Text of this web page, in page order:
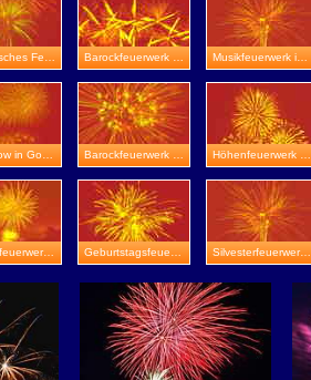
Romantisches Feuerwerk in Schmalkalden Barockfeuerwerk in Ölmühle Eberstedt Musikfeuerwerk in Burg Greifenstein
Pyro-Show in Gotha-Boilstädt Barockfeuerwerk in Eisenberg Höhenfeuerwerk in Ilmenau
Silvesterfeuerwerk in Zeitz Geburtstagsfeuerwerk in Meiningen Silvesterfeuerwerk in Schmölln